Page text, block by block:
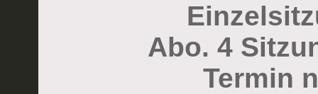
Abo. 4
Termin